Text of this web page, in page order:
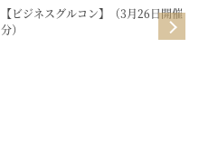
【ビジネスグルコン】（3月26日開催
分）